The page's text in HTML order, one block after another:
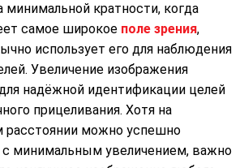
минимальной кратности, когда
самое широкое поле зрения,
использует его для наблюдения
Увеличение изображения
надёжной идентификации целей
прицеливания. Хотя на
расстоянии можно успешно
с минимальным увеличением, важно